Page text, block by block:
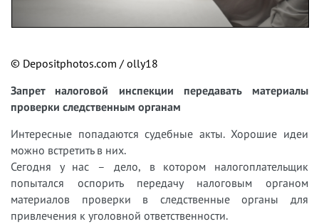
© Depositphotos.com / olly18
Запрет налоговой инспекции передавать материалы
проверки следственным органам
Интересные попадаются судебные акты. Хорошие идеи
можно встретить в них.
Сегодня у нас – дело, в котором налогоплательщик
попытался оспорить передачу налоговым органом
материалов проверки в следственные органы для
привлечения к уголовной ответственности.